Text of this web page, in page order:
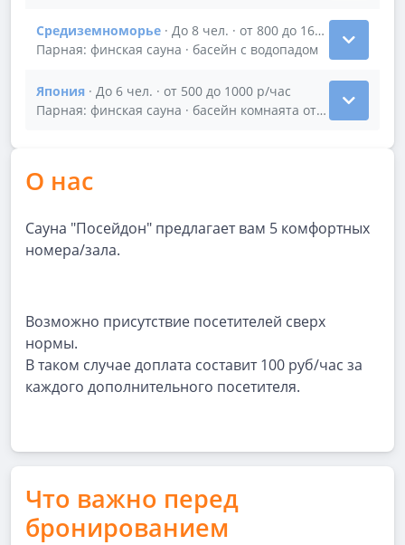
Средиземноморье · До 8 чел. · от 800 до 1600 р/час
Парная: финская сауна · басейн с водопадом
Показать подробности зала Средиземноморье
Япония · До 6 чел. · от 500 до 1000 р/час
Парная: финская сауна · басейн комнаята отдыха
Показать подробности зала Япония
О нас
Сауна "Посейдон" предлагает вам 5 комфортных
номера/зала.
Возможно присутствие посетителей сверх
нормы.
В таком случае доплата составит 100 руб/час за
каждого дополнительного посетителя.
Что важно перед
бронированием